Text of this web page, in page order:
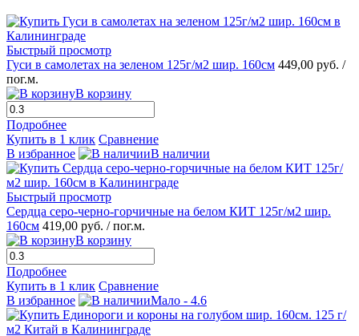
Быстрый просмотр
Гуси в самолетах на зеленом 125г/м2 шир. 160см 449,00 руб. /
пог.м.
В корзину
Подробнее
Купить в 1 клик Сравнение
В избранное
В наличии
Быстрый просмотр
Сердца серо-черно-горчичные на белом КИТ 125г/м2 шир.
160см 419,00 руб. / пог.м.
В корзину
Подробнее
Купить в 1 клик Сравнение
В избранное
Мало - 4.6